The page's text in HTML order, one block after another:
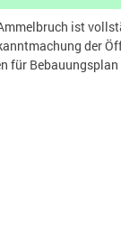
ist
der
für